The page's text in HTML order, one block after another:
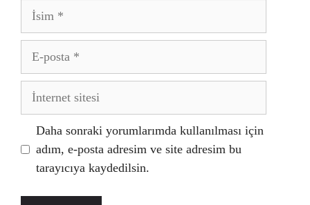
İsim
posta
İnternet
Daha sonraki yorumlarımda kullanılması için
adım, e-posta adresim ve site adresim bu
tarayıcıya kaydedilsin.